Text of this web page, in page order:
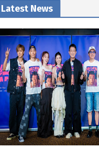
Latest News